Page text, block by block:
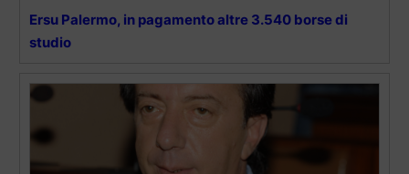
Ersu Palermo, in pagamento altre 3.540 borse di
studio